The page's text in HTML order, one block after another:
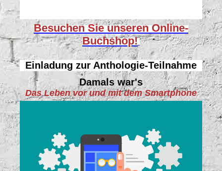
Besuchen Sie unserenOnline-
Buchshop!
Einladung zur Anthologie-Teilnahme
Damals war's
Das Leben vor und mit dem Smartphone